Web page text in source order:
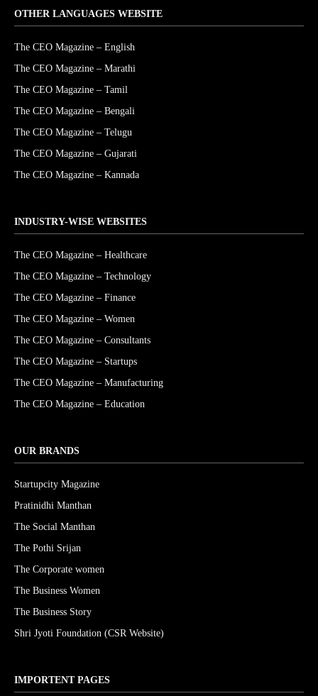
OTHER LANGUAGES WEBSITE
The CEO Magazine – English
The CEO Magazine – Marathi
The CEO Magazine – Tamil
The CEO Magazine – Bengali
The CEO Magazine – Telugu
The CEO Magazine – Gujarati
The CEO Magazine – Kannada
INDUSTRY-WISE WEBSITES
The CEO Magazine – Healthcare
The CEO Magazine – Technology
The CEO Magazine – Finance
The CEO Magazine – Women
The CEO Magazine – Consultants
The CEO Magazine – Startups
The CEO Magazine – Manufacturing
The CEO Magazine – Education
OUR BRANDS
Startupcity Magazine
Pratinidhi Manthan
The Social Manthan
The Pothi Srijan
The Corporate women
The Business Women
The Business Story
Shri Jyoti Foundation (CSR Website)
IMPORTENT PAGES